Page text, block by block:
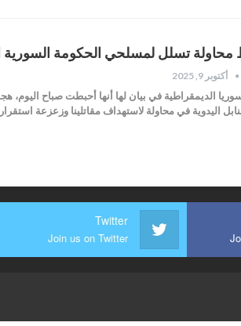
تسلل لمسلحي الحكومة
أكتوبر 9, 2025
الديمقراطية في بيان لها أنها أحبطت صباح اليوم،
اليدوية في محاولة لاستهداف مقاتلينا وزعزعة
Twitter
Join us on Twitter